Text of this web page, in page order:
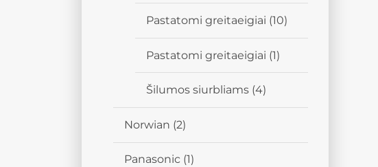
Pastatomi greitaeigiai (10)
Pastatomi greitaeigiai (1)
Šilumos siurbliams (4)
Norwian (2)
Panasonic (1)